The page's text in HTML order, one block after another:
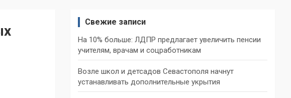
Свежие записи
На 10% больше: ЛДПР предлагает увеличить пенсии
учителям, врачам и соцработникам
Возле школ и детсадов Севастополя начнут
устанавливать дополнительные укрытия